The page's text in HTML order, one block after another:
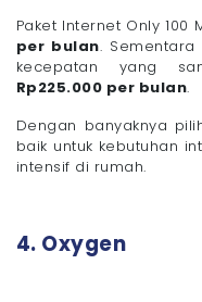
Paket Internet Only
per bulan.
kecepatan yang
Rp225.000 per bulan.
Dengan banyaknya
baik untuk kebutuhan
intensif di rumah.
4. Oxygen